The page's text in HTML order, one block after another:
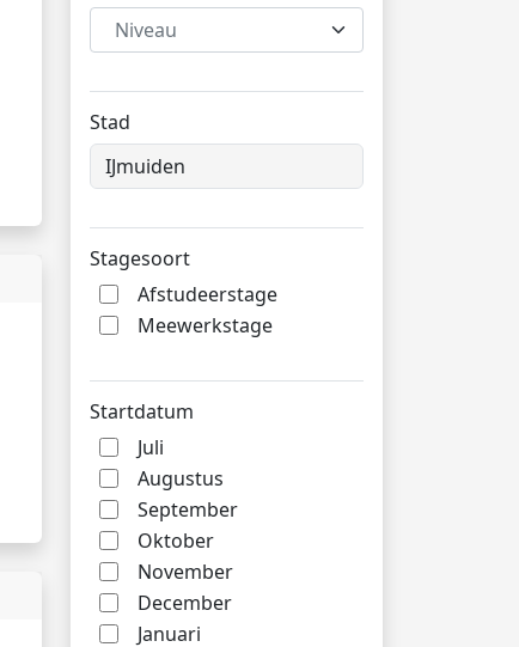
Niveau
Stad
Stagesoort
Afstudeerstage
Meewerkstage
Startdatum
Juli
Augustus
September
Oktober
November
December
Januari